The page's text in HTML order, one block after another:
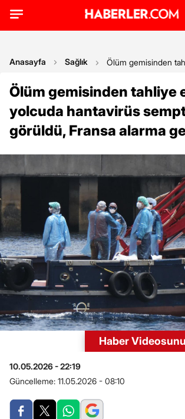
Anasayfa Sağlık Ölüm gemisinden
Ölüm gemisinden tahliye
yolcuda hantavirüs
görüldü, Fransa alarma
Haber
10.05.2026 - 22:19
Güncelleme: 11.05.2026 - 08:10